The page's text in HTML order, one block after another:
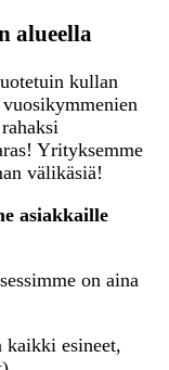
alueella
kullan
Yrityksemme
välikäsiä!
asiakkaille
on aina
kaikki esineet,